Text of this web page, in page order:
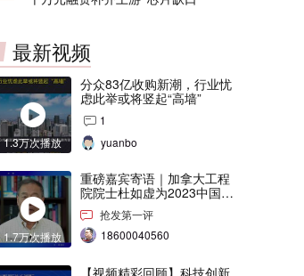
最新视频
1.3万次播放
分众83亿收购新潮，行业忧
虑此举或将竖起“高墙”
1
yuanbo
1.7万次播放
重磅嘉宾寄语｜加拿大工程
院院士杜如虚为2023中国创
交会打Call！
抢发第一评
18600040560
【视频精彩回顾】科技创新